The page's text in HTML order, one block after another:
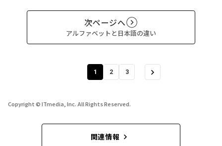
次ページへ
アルファベットと日本語の違い
1 2 3
Copyright © ITmedia, Inc. All Rights Reserved.
関連情報